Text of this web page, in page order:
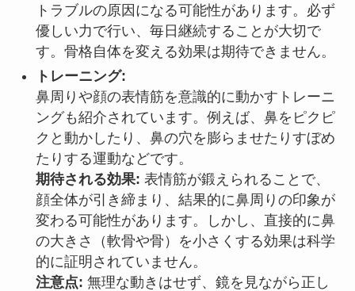
トラブルの原因になる可能性があります。必ず
優しい力で行い、毎日継続することが大切で
す。骨格自体を変える効果は期待できません。
トレーニング:
鼻周りや顔の表情筋を意識的に動かすトレーニ
ングも紹介されています。例えば、鼻をピクピ
クと動かしたり、鼻の穴を膨らませたりすぼめ
たりする運動などです。
期待される効果: 表情筋が鍛えられることで、
顔全体が引き締まり、結果的に鼻周りの印象が
変わる可能性があります。しかし、直接的に鼻
の大きさ（軟骨や骨）を小さくする効果は科学
的に証明されていません。
注意点: 無理な動きはせず、鏡を見ながら正し